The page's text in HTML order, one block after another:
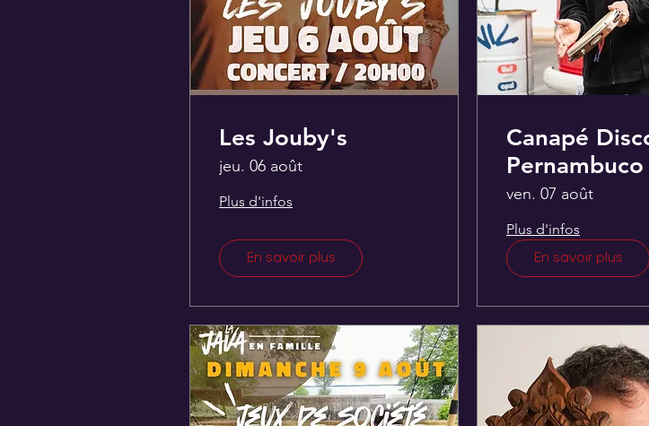
Les Jouby's
jeu. 06 août
Plus d'infos
En savoir plus
Canapé
Pernambuco
ven. 07 août
Plus d'infos
En savoir plus